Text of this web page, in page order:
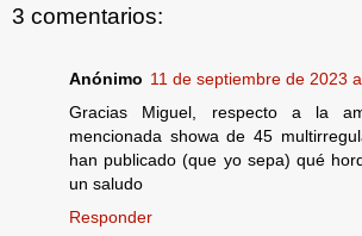
3 comentarios:
Anónimo 11 de septiembre de 2023
Gracias Miguel, respecto a la
mencionada showa de 45
han publicado (que yo sepa) qué
un saludo
Responder